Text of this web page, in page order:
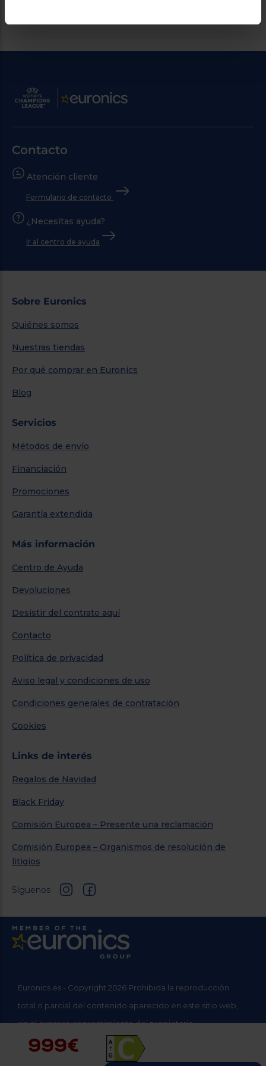
999€
Contacto
Atención cliente
Formulario de contacto
¿Necesitas ayuda?
Ir al centro de ayuda
Sobre Euronics
Quiénes somos
Nuestras tiendas
Por qué comprar en Euronics
Blog
Servicios
Métodos de envío
Financiación
Promociones
Garantía extendida
Más información
Centro de Ayuda
Devoluciones
Desistir del contrato aquí
Contacto
Política de privacidad
Aviso legal y condiciones de uso
Condiciones generales de contratación
Cookies
Links de interés
Regalos de Navidad
Black Friday
Comisión Europea – Presente una reclamación
Comisión Europea – Organismos de resolución de
litigios
Síguenos
Euronics.es - Copyright 2026 Prohibida la reproducción
total o parcial del contenido aparecido en este sitio web,
sin el expreso consentimiento del propietario.
* Datos agregados del grupo Sinersis